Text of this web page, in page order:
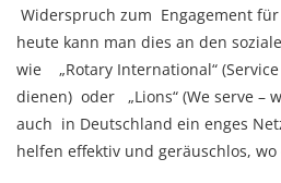
Widerspruch zum Engagement
heute kann man dies an den
wie „Rotary International“
dienen) oder „Lions“ (We serve –
auch in Deutschland ein enges
helfen effektiv und geräuschlos,